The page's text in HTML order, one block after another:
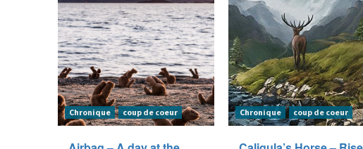
Chronique coup de coeur Chronique coup de coeur